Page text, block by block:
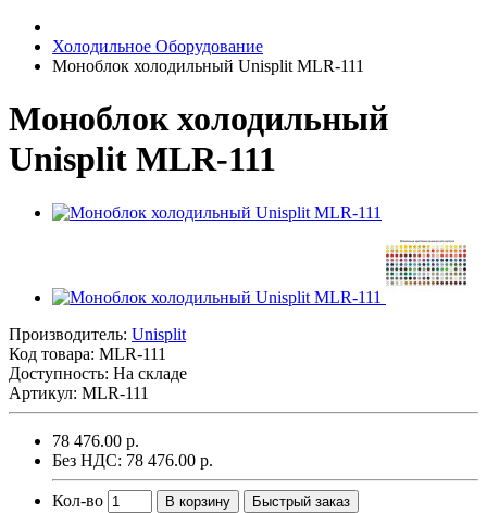
Холодильное Оборудование
Моноблок холодильный Unisplit MLR-111
Моноблок холодильный
Unisplit MLR-111
Производитель: Unisplit
Код товара: MLR-111
Доступность: На складе
Артикул: MLR-111
78 476.00 р.
Без НДС: 78 476.00 р.
Кол-во В корзину Быстрый заказ